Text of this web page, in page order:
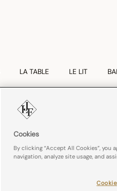
LA TABLE LE LIT
Cookies
By clicking “Accept All Cookies”,
navigation, analyze site usage, and